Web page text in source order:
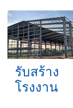
รับสร้าง
โรงงาน